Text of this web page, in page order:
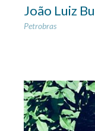
João Luiz
Petrobras